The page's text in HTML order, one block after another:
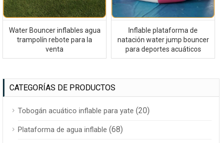
Water Bouncer inflables agua
trampolín rebote para la
venta
Inflable plataforma de
natación water jump bouncer
para deportes acuáticos
CATEGORÍAS DE PRODUCTOS
Tobogán acuático inflable para yate (20)
Plataforma de agua inflable (68)